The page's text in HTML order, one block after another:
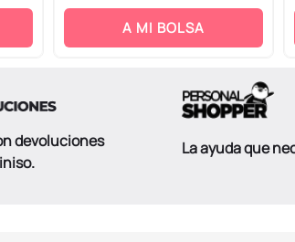
A MI BOLSA
devoluciones
La ayuda que